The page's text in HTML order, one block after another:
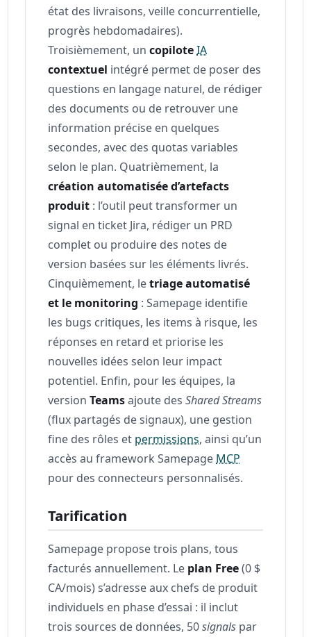
état des livraisons, veille concurrentielle,
progrès hebdomadaires).
Troisièmement, uncopiloteIA
contextuel intégré permet de poser des
questions en langage naturel, de rédiger
des documents ou de retrouver une
information précise en quelques
secondes, avec des quotas variables
selon le plan. Quatrièmement, la
création automatisée d’artefacts
produit : l’outil peut transformer un
signal en ticket Jira, rédiger un PRD
complet ou produire des notes de
version basées sur les éléments livrés.
Cinquièmement, letriage automatisé
et le monitoring : Samepage identifie
les bugs critiques, les items à risque, les
réponses en retard et priorise les
nouvelles idées selon leur impact
potentiel. Enfin, pour les équipes, la
versionTeamsajoute desShared Streams
(flux partagés de signaux), une gestion
fine des rôles et permissions, ainsi qu’un
accès au framework Samepage MCP
pour des connecteurs personnalisés.
Tarification
Samepage propose trois plans, tous
facturés annuellement. Le plan Free(0 $
CA/mois) s’adresse aux chefs de produit
individuels en phase d’essai : il inclut
trois sources de données, 50signals par